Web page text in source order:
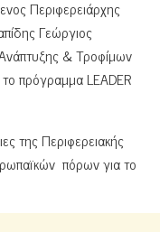
Περιφερειάρχης
Γεώργιος
& Τροφίμων
πρόγραμμα LEADER
της Περιφερειακής
πόρων για το